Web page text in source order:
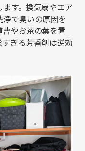
す。換気扇やエア
で臭いの原因を
やお茶の葉を置
ぎる芳香剤は逆効